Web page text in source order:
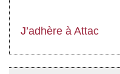
J’adhère à Attac